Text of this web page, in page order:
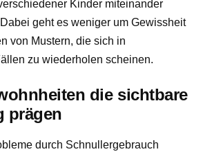
Kinder miteinander
geht es weniger um Gewissheit
von Mustern, die sich in
zu wiederholen scheinen.
die sichtbare
prägen
durch Schnullergebrauch